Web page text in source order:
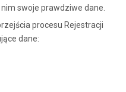
swoje prawdziwe dane.
procesu Rejestracji
dane: